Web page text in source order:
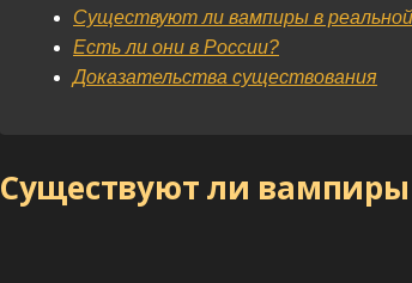
Существуют ли вампиры в
Есть ли они в России?
Доказательства существования
Существуют ли